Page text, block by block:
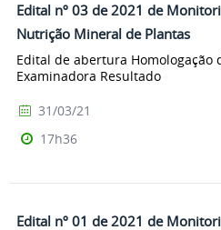
Edital nº 03 de 2021 de
Nutrição Mineral de Plantas
Edital de abertura Homologação
Examinadora Resultado
31/03/21
17h36
Edital nº 01 de 2021 de